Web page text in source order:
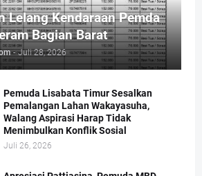
Lelang Kendaraan Pemda
Bagian Barat
- Juli 28, 2026
Pemuda Lisabata Timur Sesalkan
Pemalangan Lahan Wakayasuha,
Walang Aspirasi Harap Tidak
Menimbulkan Konflik Sosial
Juli 26, 2026